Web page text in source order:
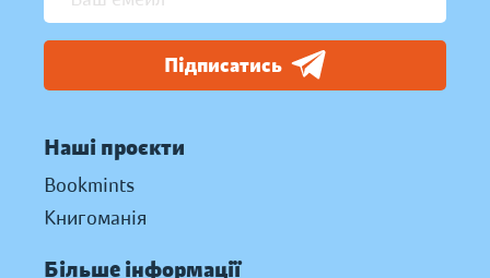
Підписатись
Наші проєкти
Bookmints
Книгоманія
Більше інформації